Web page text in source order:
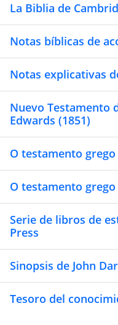
La Biblia de
Notas bíblicas de
Notas explicativas
Nuevo Testamento
Edwards (1851)
O testamento
O testamento
Serie de libros de
Press
Sinopsis de John
Tesoro del